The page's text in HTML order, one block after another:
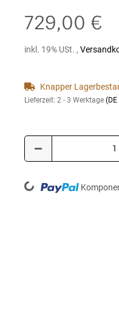
729,00 €
inkl. 19% USt. ,
Knapper
Lieferzeit: 2 - 3 Werktage
Loading...